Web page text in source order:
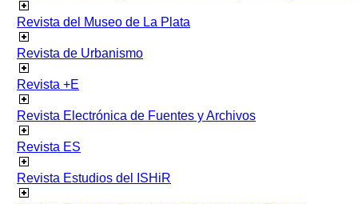
Revista del Museo de La Plata
Revista de Urbanismo
Revista +E
Revista Electrónica de Fuentes y Archivos
Revista ES
Revista Estudios del ISHiR